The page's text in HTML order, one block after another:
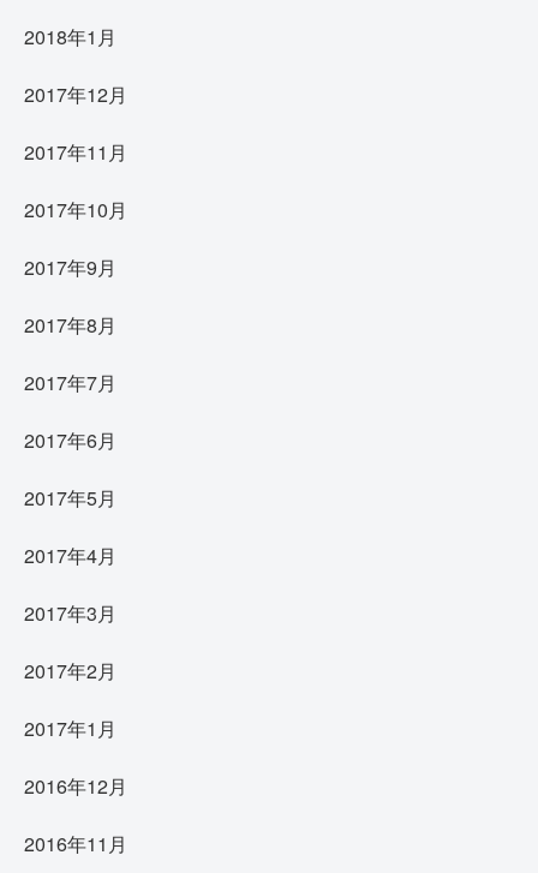
2018年1月
2017年12月
2017年11月
2017年10月
2017年9月
2017年8月
2017年7月
2017年6月
2017年5月
2017年4月
2017年3月
2017年2月
2017年1月
2016年12月
2016年11月